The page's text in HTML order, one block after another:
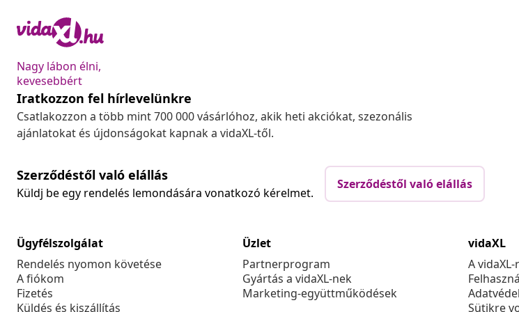
Nagy lábon élni,
kevesebbért
Iratkozzon fel hírlevelünkre
Csatlakozzon a több mint 700 000 vásárlóhoz, akik heti akciókat, szezonális
ajánlatokat és újdonságokat kapnak a vidaXL-től.
Szerződéstől való elállás
Küldj be egy rendelés lemondására vonatkozó kérelmet.
Szerződéstől való elállás
Ügyfélszolgálat
Rendelés nyomon követése
A fiókom
Fizetés
Küldés és kiszállítás
Üzlet
Partnerprogram
Gyártás a vidaXL-nek
Marketing-együttműködések
vidaXL
A
Sütikre